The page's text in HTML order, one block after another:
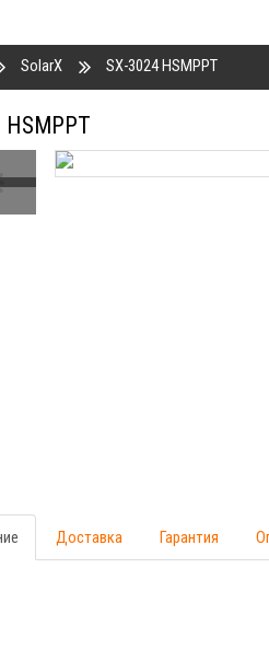
SolarX SX-3024 HSMPPT
Доставка Гарантия